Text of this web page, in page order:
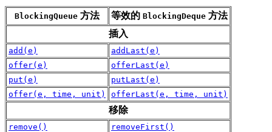
BlockingQueue 方法 等效的 BlockingDeque 方法
插入
add(e)
addLast(e)
offer(e)
offerLast(e)
put(e)
putLast(e)
offer(e, time, unit)
offerLast(e, time, unit)
移除
remove()
removeFirst()